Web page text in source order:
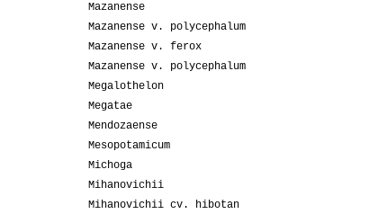
Mazanense
Mazanense v. polycephalum
Mazanense v. ferox
Mazanense v. polycephalum
Megalothelon
Megatae
Mendozaense
Mesopotamicum
Michoga
Mihanovichii
Mihanovichii cv. hibotan